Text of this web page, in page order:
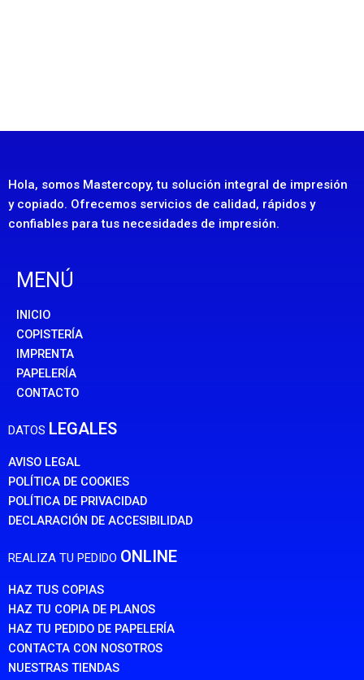
Hola, somos Mastercopy, tu solución integral de impresión
y copiado. Ofrecemos servicios de calidad, rápidos y
confiables para tus necesidades de impresión.
MENÚ
INICIO
COPISTERÍA
IMPRENTA
PAPELERÍA
CONTACTO
DATOS LEGALES
AVISO LEGAL
POLÍTICA DE COOKIES
POLÍTICA DE PRIVACIDAD
DECLARACIÓN DE ACCESIBILIDAD
REALIZA TU PEDIDO ONLINE
HAZ TUS COPIAS
HAZ TU COPIA DE PLANOS
HAZ TU PEDIDO DE PAPELERÍA
CONTACTA CON NOSOTROS
NUESTRAS TIENDAS